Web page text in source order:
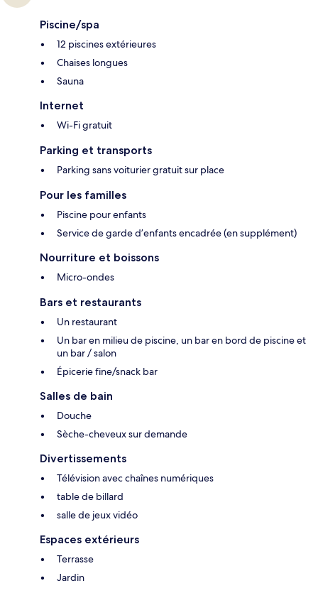
Piscine/spa
12 piscines extérieures
Chaises longues
Sauna
Internet
Wi-Fi gratuit
Parking et transports
Parking sans voiturier gratuit sur place
Pour les familles
Piscine pour enfants
Service de garde d’enfants encadrée (en supplément)
Nourriture et boissons
Micro-ondes
Bars et restaurants
Un restaurant
Un bar en milieu de piscine, un bar en bord de piscine et
un bar / salon
Épicerie fine/snack bar
Salles de bain
Douche
Sèche-cheveux sur demande
Divertissements
Télévision avec chaînes numériques
table de billard
salle de jeux vidéo
Espaces extérieurs
Terrasse
Jardin